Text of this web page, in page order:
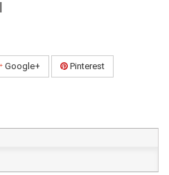
Google+ Pinterest